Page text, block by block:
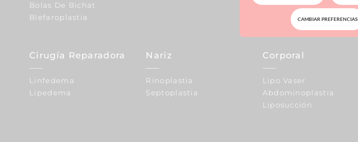
Bolas De Bichat
Blefaroplastia
Cirugía Reparadora
Linfedema
Lipedema
Nariz
Rinoplastia
Septoplastia
Reducción De Pecho
Elevación De Pecho
Corporal
Lipo Vaser
Abdominoplastia
Liposucción
CAMBIAR PREFERENCIAS